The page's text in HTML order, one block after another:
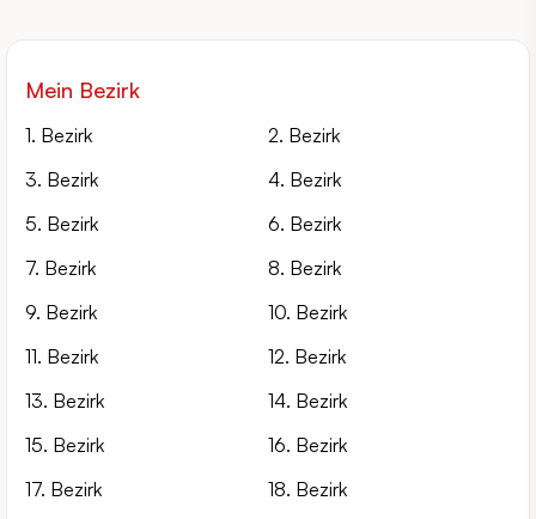
Mein Bezirk
1. Bezirk
2. Bezirk
3. Bezirk
4. Bezirk
5. Bezirk
6. Bezirk
7. Bezirk
8. Bezirk
9. Bezirk
10. Bezirk
11. Bezirk
12. Bezirk
13. Bezirk
14. Bezirk
15. Bezirk
16. Bezirk
17. Bezirk
18. Bezirk